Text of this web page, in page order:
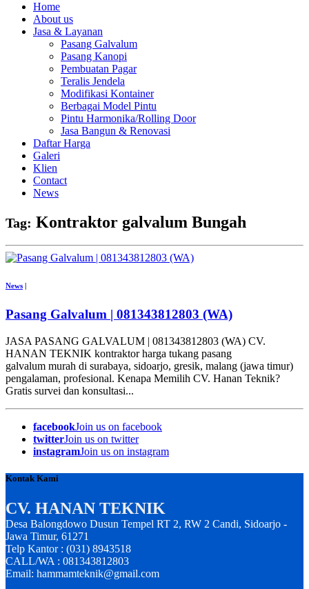
Home
About us
Jasa & Layanan
Pasang Galvalum
Pasang Kanopi
Pembuatan Pagar
Teralis Jendela
Modifikasi Kontainer
Berbagai Model Pintu
Pintu Harmonika/Rolling Door
Jasa Bangun & Renovasi
Daftar Harga
Galeri
Klien
Contact
News
Tag: Kontraktor galvalum Bungah
News
Pasang Galvalum | 081343812803 (WA)
JASA PASANG GALVALUM | 081343812803 (WA) CV.
HANAN TEKNIK kontraktor harga tukang pasang
galvalum murah di surabaya, sidoarjo, gresik, malang (jawa timur)
pengalaman, profesional. Kenapa Memilih CV. Hanan Teknik?
Gratis survei dan konsultasi...
facebookJoin us on facebook
twitterJoin us on twitter
instagramJoin us on instagram
Kontak Kami
CV. HANAN TEKNIK
Desa Balongdowo Dusun Tempel RT 2, RW 2 Candi, Sidoarjo -
Jawa Timur, 61271
Telp Kantor : (031) 8943518
CALL/WA : 081343812803
Email: hammamteknik@gmail.com